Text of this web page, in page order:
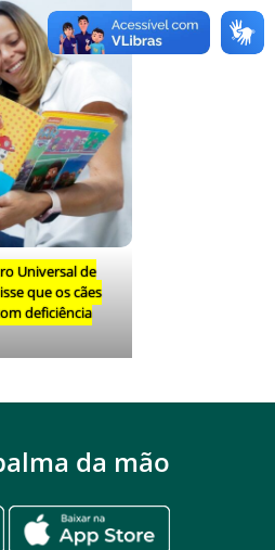
Universal de
que os cães
deficiência
da mão